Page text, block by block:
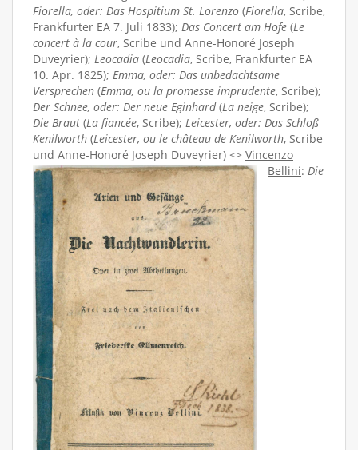
Fiorella, oder: Das Hospitium St. Lorenzo (Fiorella, Scribe,
Frankfurter EA 7. Juli 1833); Das Concert am Hofe (Le
concert à la cour, Scribe und Anne-Honoré Joseph
Duveyrier); Leocadia (Leocadia, Scribe, Frankfurter EA
10. Apr. 1825); Emma, oder: Das unbedachtsame
Versprechen (Emma, ou la promesse imprudente, Scribe);
Der Schnee, oder: Der neue Eginhard(La neige, Scribe);
Die Braut (La fiancée, Scribe); Leicester, oder: Das Schloß
Kenilworth (Leicester, ou le château de Kenilworth, Scribe
und Anne-Honoré Joseph Duveyrier) <> Vincenzo
Bellini: Die